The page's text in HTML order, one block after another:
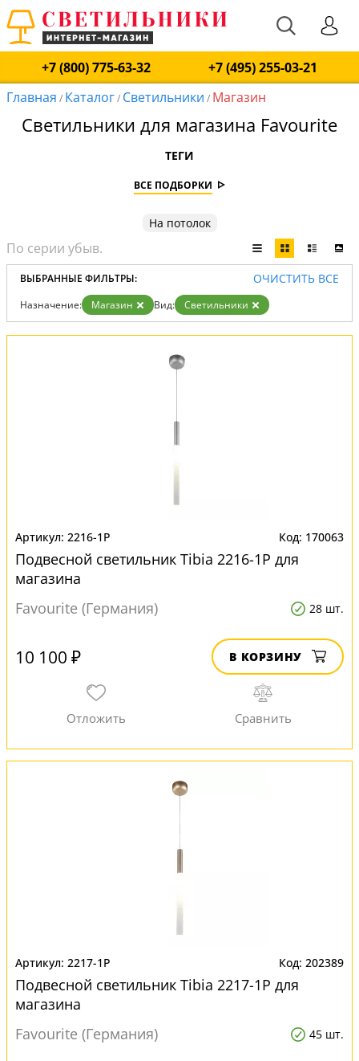
+7 (800) 775-63-32
+7 (495) 255-03-21
Главная / Каталог/ Светильники / Магазин
Светильники для магазина Favourite
ТЕГИ
ВСЕ ПОДБОРКИ
На потолок
ВЫБРАННЫЕ ФИЛЬТРЫ: ОЧИСТИТЬ ВСЕ
Назначение: Магазин Вид: Светильники
2216-1P 170063
Подвесной светильник Tibia 2216-1P для
магазина
Favourite (Германия)
28 шт.
10 100 ₽ В КОРЗИНУ
2217-1P 202389
Подвесной светильник Tibia 2217-1P для
магазина
Favourite (Германия)
45 шт.